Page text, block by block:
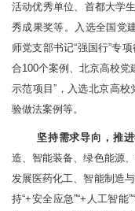
活动优秀单位、首都大学
秀成果奖等。入选全国党
师党支部书记“强国行”专
合100个案例、北京高校党
示范项目”，入选北京高
验做法案例等。
坚持需求导向，推
造、智能装备、绿色能源
发展医药化工、智能制造
持“+安全应急”“+人工智